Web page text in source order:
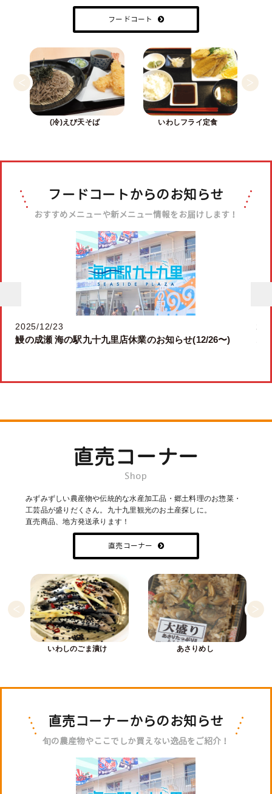
わらさ ハナダイ
フードコート
(冷)えび天そば いわしフライ定食
地魚・海鮮膳 うな重
はまぐり蕎麦 いくら丼定食
フードコートからのお知らせ
おすすめメニューや新メニュー情報をお届けします！
2025/12/23
鰻の成瀬 海の駅九十九里店休業のお知らせ(12/26〜)
直売コーナー
Shop
みずみずしい農産物や伝統的な水産加工品・郷土料理のお惣菜・
工芸品が盛りだくさん。九十九里観光のお土産探しに。
直売商品、地方発送承ります！
直売コーナー
いわしのごま漬け あさりめし
なす きゅうり
直売コーナーからのお知らせ
旬の農産物やここでしか買えない逸品をご紹介！